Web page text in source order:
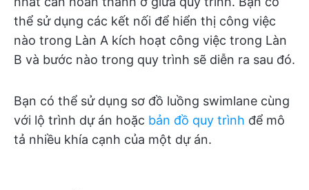
thể sử dụng các kết nối để hiển thị công việc
nào trong Làn A kích hoạt công việc trong Làn
B và bước nào trong quy trình sẽ diễn ra sau đó.
Bạn có thể sử dụng sơ đồ luồng swimlane cùng
với lộ trình dự án hoặc bản đồ quy trình để mô
tả nhiều khía cạnh của một dự án.